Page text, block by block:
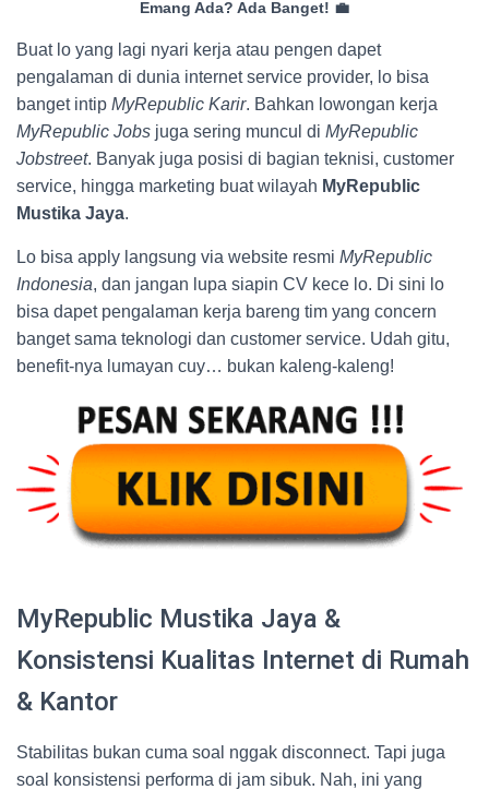
Emang Ada? Ada Banget! 💼
Buat lo yang lagi nyari kerja atau pengen dapet
pengalaman di dunia internet service provider, lo bisa
banget intip MyRepublic Karir. Bahkan lowongan kerja
MyRepublic Jobs juga sering muncul di MyRepublic
Jobstreet. Banyak juga posisi di bagian teknisi, customer
service, hingga marketing buat wilayah MyRepublic
Mustika Jaya.
Lo bisa apply langsung via website resmi MyRepublic
Indonesia, dan jangan lupa siapin CV kece lo. Di sini lo
bisa dapet pengalaman kerja bareng tim yang concern
banget sama teknologi dan customer service. Udah gitu,
benefit-nya lumayan cuy… bukan kaleng-kaleng!
MyRepublic Mustika Jaya &
Konsistensi Kualitas Internet di Rumah
& Kantor
Stabilitas bukan cuma soal nggak disconnect. Tapi juga
soal konsistensi performa di jam sibuk. Nah, ini yang